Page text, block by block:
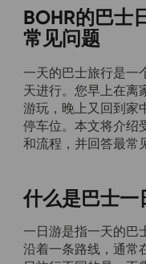
BOHR的巴士
常见问题
一天的巴士旅行是一
天进行。您早上在离
游玩，晚上又回到家
停车位。本文将介绍
和流程，并回答最常
什么是巴士一
一日游是指一天的巴
沿着一条路线，通常